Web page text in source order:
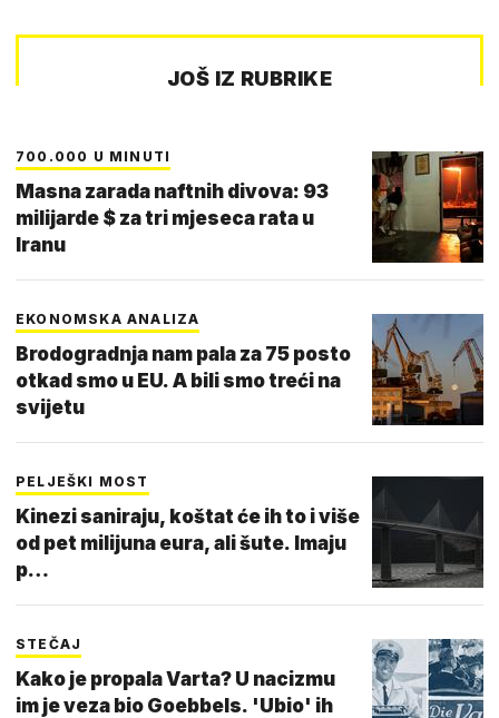
JOŠ IZ RUBRIKE
700.000 U MINUTI
Masna zarada naftnih divova: 93
milijarde $ za tri mjeseca rata u
Iranu
EKONOMSKA ANALIZA
Brodogradnja nam pala za 75 posto
otkad smo u EU. A bili smo treći na
svijetu
PELJEŠKI MOST
Kinezi saniraju, koštat će ih to i više
od pet milijuna eura, ali šute. Imaju
p…
STEČAJ
Kako je propala Varta? U nacizmu
im je veza bio Goebbels. 'Ubio' ih